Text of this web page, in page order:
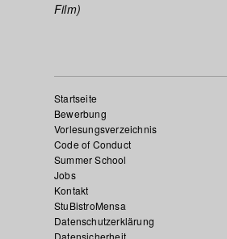
Film)
Startseite
Bewerbung
Vorlesungsverzeichnis
Code of Conduct
Summer School
Jobs
Kontakt
StuBistroMensa
Datenschutzerklärung
Datensicherheit